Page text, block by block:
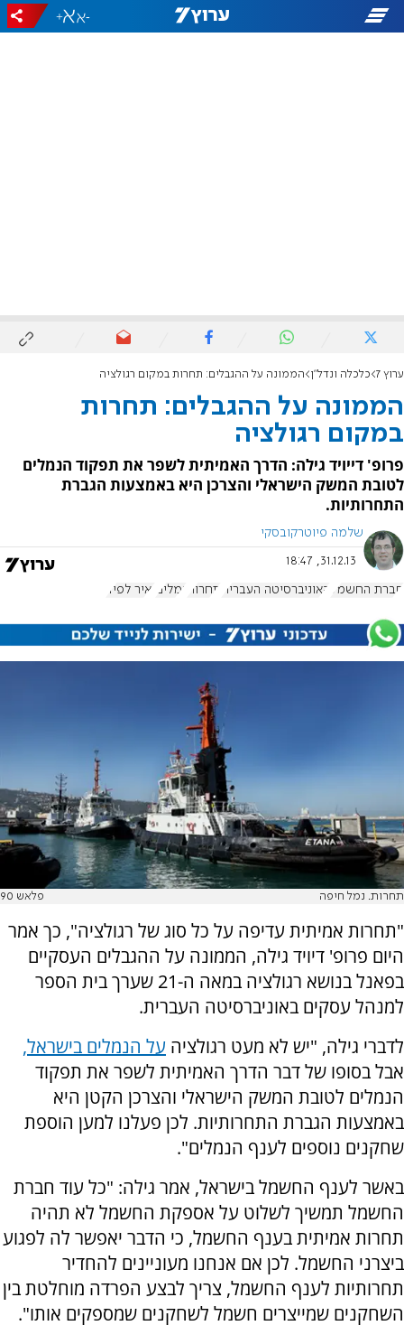
-
+
ערוץ 7 כלכלה ונדל"ן הממונה על ההגבלים: תחרות במקום רגולציה
הממונה על ההגבלים: תחרות
במקום רגולציה
פרופ' דייויד גילה: הדרך האמיתית לשפר את תפקוד הנמלים
לטובת המשק הישראלי והצרכן היא באמצעות הגברת
התחרותיות.
שלמה פיוטרקובסקי
31.12.13, 18:47
חברת החשמל האוניברסיטה העברית תחרות נמלים יאיר לפיד
תחרות. נמל חיפה פלאש 90
"תחרות אמיתית עדיפה על כל סוג של רגולציה", כך אמר
היום פרופ' דיויד גילה, הממונה על ההגבלים העסקיים
בפאנל בנושא רגולציה במאה ה-21 שערך בית הספר
למנהל עסקים באוניברסיטה העברית.
לדברי גילה, "יש לא מעט רגולציה על הנמלים בישראל,
אבל בסופו של דבר הדרך האמיתית לשפר את תפקוד
הנמלים לטובת המשק הישראלי והצרכן הקטן היא
באמצעות הגברת התחרותיות. לכן פעלנו למען הוספת
שחקנים נוספים לענף הנמלים".
באשר לענף החשמל בישראל, אמר גילה: "כל עוד חברת
החשמל תמשיך לשלוט על אספקת החשמל לא תהיה
תחרות אמיתית בענף החשמל, כי הדבר יאפשר לה לפגוע
ביצרני החשמל. לכן אם אנחנו מעוניינים להחדיר
תחרותיות לענף החשמל, צריך לבצע הפרדה מוחלטת בין
השחקנים שמייצרים חשמל לשחקנים שמספקים אותו".